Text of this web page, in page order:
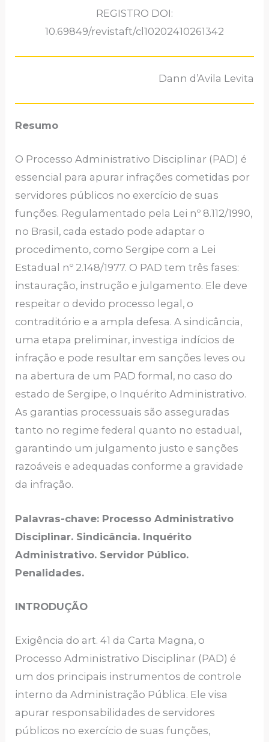
REGISTRO DOI:
10.69849/revistaft/cl10202410261342
Dann d’Avila Levita
Resumo
O Processo Administrativo Disciplinar (PAD) é
essencial para apurar infrações cometidas por
servidores públicos no exercício de suas
funções. Regulamentado pela Lei nº 8.112/1990,
no Brasil, cada estado pode adaptar o
procedimento, como Sergipe com a Lei
Estadual nº 2.148/1977. O PAD tem três fases:
instauração, instrução e julgamento. Ele deve
respeitar o devido processo legal, o
contraditório e a ampla defesa. A sindicância,
uma etapa preliminar, investiga indícios de
infração e pode resultar em sanções leves ou
na abertura de um PAD formal, no caso do
estado de Sergipe, o Inquérito Administrativo.
As garantias processuais são asseguradas
tanto no regime federal quanto no estadual,
garantindo um julgamento justo e sanções
razoáveis e adequadas conforme a gravidade
da infração.
Palavras-chave: Processo Administrativo
Disciplinar. Sindicância. Inquérito
Administrativo. Servidor Público.
Penalidades.
INTRODUÇÃO
Exigência do art. 41 da Carta Magna, o
Processo Administrativo Disciplinar (PAD) é
um dos principais instrumentos de controle
interno da Administração Pública. Ele visa
apurar responsabilidades de servidores
públicos no exercício de suas funções,